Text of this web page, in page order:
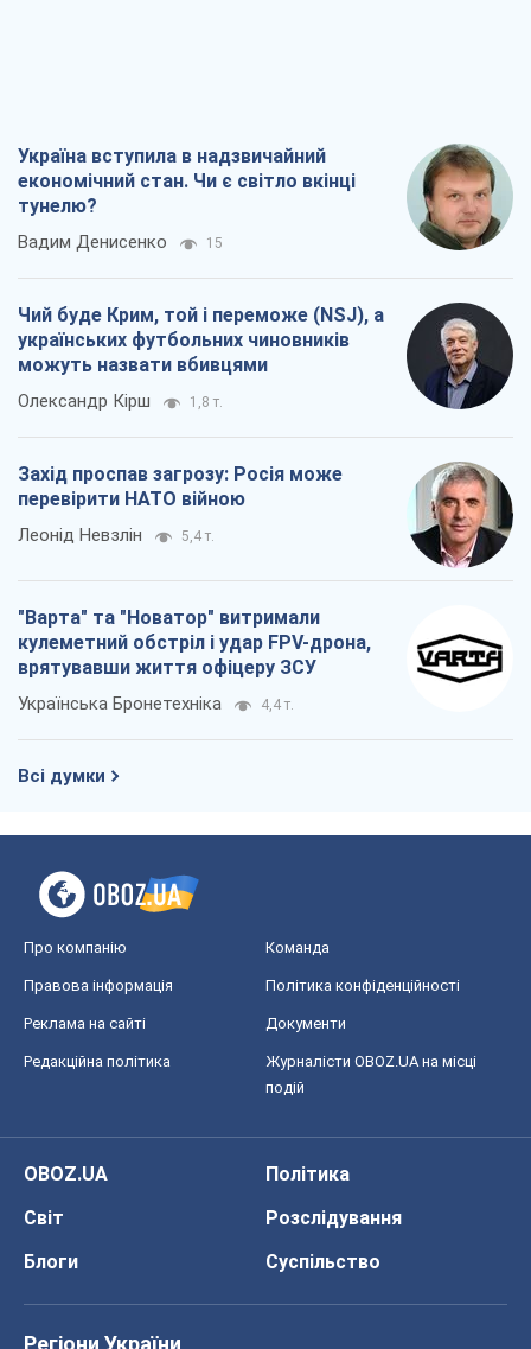
Україна вступила в надзвичайний
економічний стан. Чи є світло вкінці
тунелю?
Вадим Денисенко 15
Чий буде Крим, той і переможе (NSJ), а
українських футбольних чиновників
можуть назвати вбивцями
Олександр Кірш 1,8 т.
Захід проспав загрозу: Росія може
перевірити НАТО війною
Леонід Невзлін 5,4 т.
"Варта" та "Новатор" витримали
кулеметний обстріл і удар FPV-дрона,
врятувавши життя офіцеру ЗСУ
Українська Бронетехніка 4,4 т.
Всі думки
Про компанію Команда
Правова інформація Політика конфіденційності
Реклама на сайті Документи
Редакційна політика
Журналісти OBOZ.UA на місці
подій
OBOZ.UA
Політика
Світ
Розслідування
Блоги
Суспільство
Регіони України